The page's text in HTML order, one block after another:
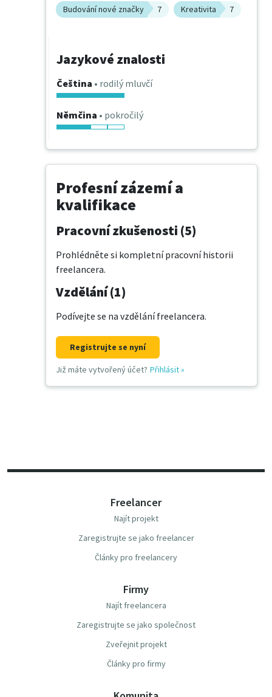
Budování nové značky
7 Kreativita 7
Jazykové znalosti
Čeština • rodilý mluvčí
Němčina • pokročilý
Profesní zázemí a
kvalifikace
Pracovní zkušenosti (5)
Prohlédněte si kompletní pracovní historii
freelancera.
Vzdělání (1)
Podívejte se na vzdělání freelancera.
Registrujte se nyní
Již máte vytvořený účet? Přihlásit»
Freelancer
Najít projekt
Zaregistrujte se jako freelancer
Články pro freelancery
Firmy
Najít freelancera
Zaregistrujte se jako společnost
Zveřejnit projekt
Články pro firmy